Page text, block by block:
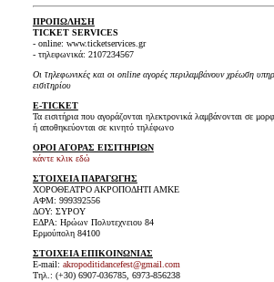
ΠΡΟΠΩΛΗΣΗ
TICKET SERVICES
- online: www.ticketservices.gr
- τηλεφωνικά: 2107234567
Οι τηλεφωνικές και οι online αγορές περιλαμβάνουν χρέωση
εισιτηρίου
E-TICKET
Τα εισιτήρια που αγοράζονται ηλεκτρονικά λαμβάνονται σε
ή αποθηκεύονται σε κινητό τηλέφωνο
ΟΡΟΙ ΑΓΟΡΑΣ ΕΙΣΙΤΗΡΙΩΝ
κάντε κλικ εδώ
ΣΤΟΙΧΕΙΑ ΠΑΡΑΓΩΓΗΣ
ΧΟΡΟΘΕΑΤΡΟ ΑΚΡΟΠΟΔΗΤΙ ΑΜΚΕ
ΑΦΜ: 999392556
ΔΟΥ: ΣΥΡΟΥ
ΕΔΡΑ: Hρώων Πολυτεχνειου 84
Ερμούπολη 84100
ΣΤΟΙΧΕΙΑ ΕΠΙΚΟΙΝΩΝΙΑΣ
E-mail: akropoditidancefest@gmail.com
Τηλ.: (+30) 6907-036785, 6973-856238